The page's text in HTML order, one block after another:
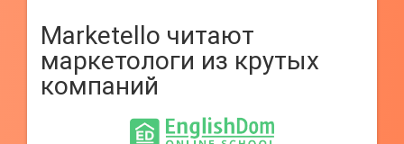
Marketello читают
маркетологи из крутых
компаний